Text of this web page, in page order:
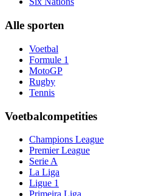
Alle sporten
Voetbal
Formule 1
MotoGP
Rugby
Tennis
Voetbalcompetities
Champions League
Premier League
Serie A
La Liga
Ligue 1